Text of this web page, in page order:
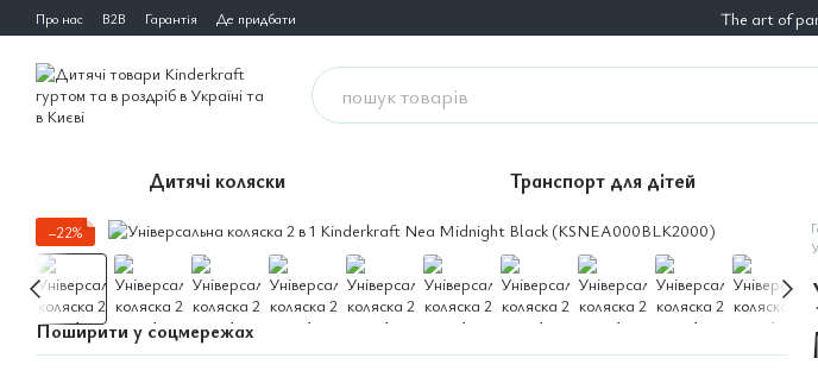
Перейти до основного контенту
Про нас B2B Гарантія Де придбати The art of
Дитячі коляски Транспорт для дітей
−22%
Поширити у соцмережах